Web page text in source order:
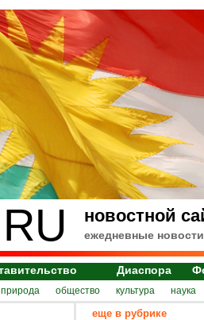
новостной
ежедневные
Диаспора
природа общество культура наука
еще в рубрике